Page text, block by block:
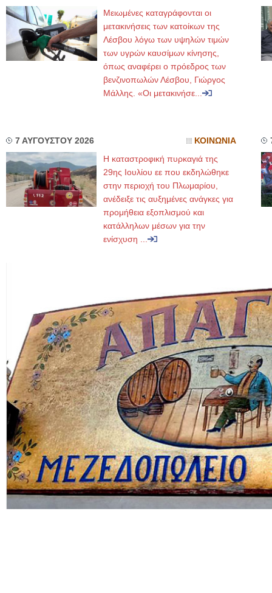
Μειωμένες καταγράφονται οι
μετακινήσεις των κατοίκων της
Λέσβου λόγω των υψηλών τιμών
των υγρών καυσίμων κίνησης,
όπως αναφέρει ο πρόεδρος των
βενζινοπωλών Λέσβου, Γιώργος
Μάλλης. «Οι μετακινήσε...
7 ΑΥΓΟΥΣΤΟΥ 2026 ΚΟΙΝΩΝΙΑ
Η καταστροφική πυρκαγιά της
29ης Ιουλίου εε που εκδηλώθηκε
στην περιοχή του Πλωμαρίου,
ανέδειξε τις αυξημένες ανάγκες για
προμήθεια εξοπλισμού και
κατάλληλων μέσων για την
ενίσχυση ...